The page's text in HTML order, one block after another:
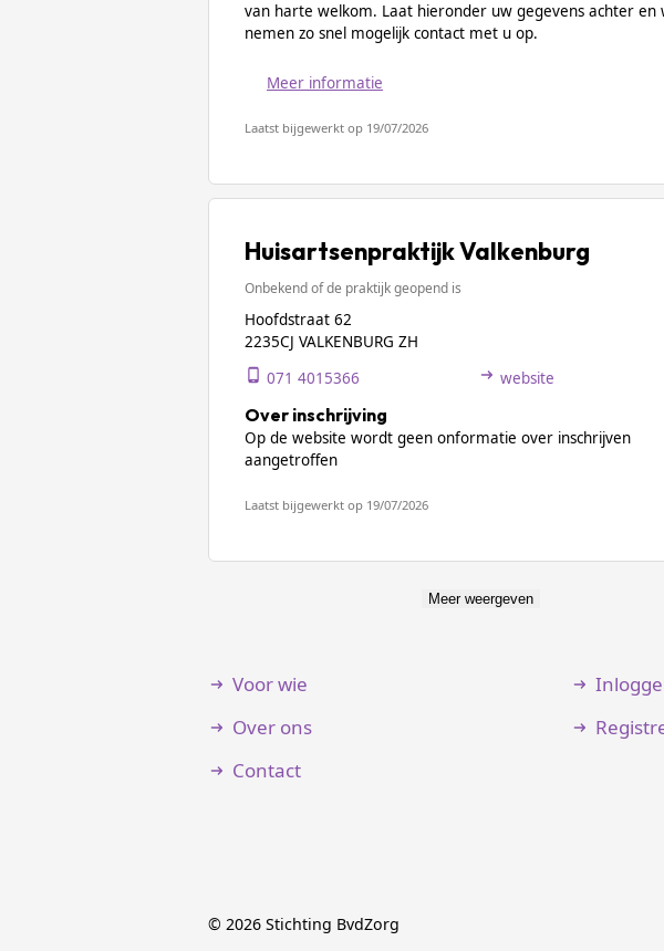
van harte welkom. Laat hieronder uw gegevens achter en
nemen zo snel mogelijk contact met u op.
Meer informatie
Laatst bijgewerkt op 19/07/2026
Huisartsenpraktijk Valkenburg
Onbekend of de praktijk geopend is
Hoofdstraat 62
2235CJ VALKENBURG ZH
071 4015366 website
Over inschrijving
Op de website wordt geen onformatie over inschrijven
aangetroffen
Laatst bijgewerkt op 19/07/2026
Meer weergeven
Voor wie
Over ons
Contact
© 2026 Stichting BvdZorg